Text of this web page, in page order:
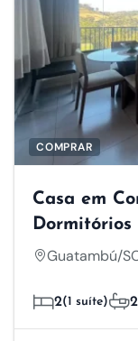
COMPRAR
Casa em
Dormitórios
Guatambú/
2(1 suíte) 2